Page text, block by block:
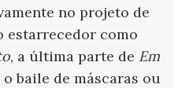
no projeto de
estarrecedor como
, a última parte de Em
o baile de máscaras ou